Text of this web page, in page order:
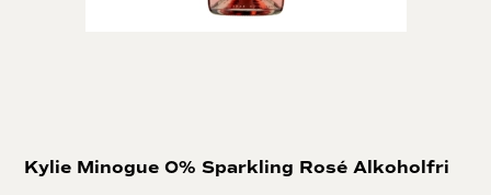
Kylie Minogue 0% Sparkling Rosé Alkoholfri